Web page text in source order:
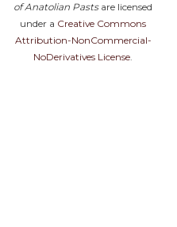
of Anatolian Pastsare licensed
under a Creative Commons
Attribution-NonCommercial-
NoDerivatives License.